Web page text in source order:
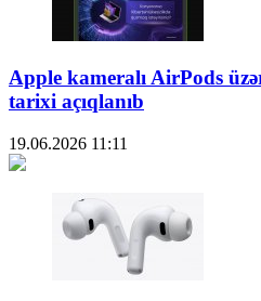
Apple kameralı AirPods
tarixi açıqlanıb
19.06.2026 11:11